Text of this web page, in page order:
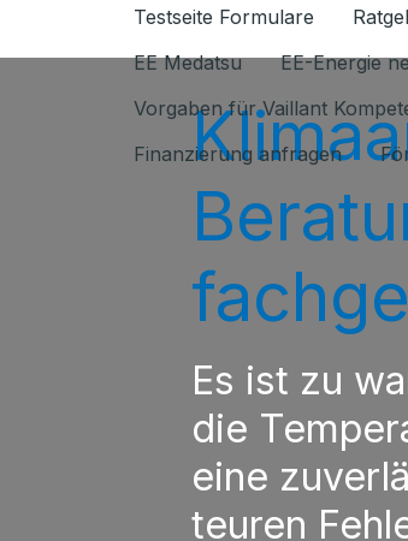
Testseite Formulare
EE Medatsu
EE-Energie
Vorgaben für Vaillant
Finanzierung anfragen
Es ist zu
die
eine
teuren